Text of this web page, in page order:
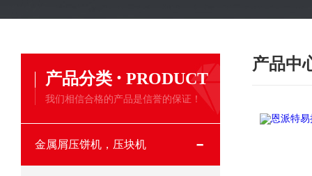
产品分类 · PRODUCT
我们相信合格的产品是信誉的保证！
金属屑压饼机，压块机
产品中